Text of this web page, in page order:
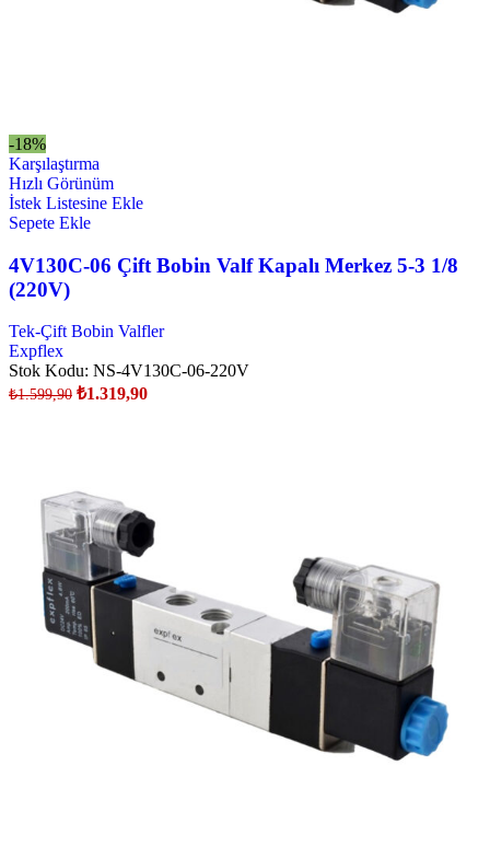
-18%
Karşılaştırma
Hızlı Görünüm
İstek Listesine Ekle
Sepete Ekle
4V130C-06 Çift Bobin Valf Kapalı Merkez 5-3 1/8
(220V)
Tek-Çift Bobin Valfler
Expflex
Stok Kodu: NS-4V130C-06-220V
₺1.599,90 ₺1.319,90